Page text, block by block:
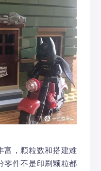
富，颗粒数和搭建难
零件不是印刷颗粒都